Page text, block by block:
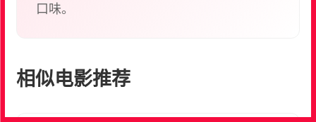
口味。
相似电影推荐